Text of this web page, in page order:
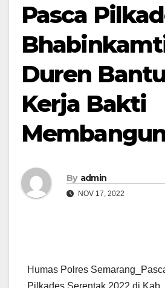
Pasca
Duren
Kerja Bakti
By admin
NOV 17, 2022
Humas Polres